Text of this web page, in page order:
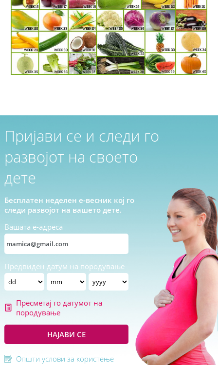
Пријави се и следи го
развојот на своето
дете
Бесплатен неделен е-весник кој го
следи развојот на вашето дете.
Вашата е-адреса
Предвиден датум на породување
Пресметај го датумот на
породување
НАЈАВИ СЕ
Општи услови за користење